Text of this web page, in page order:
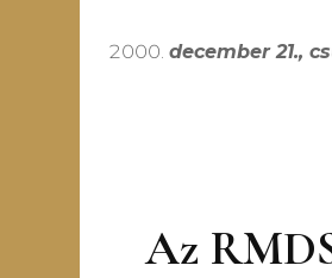
december 21.,
Az